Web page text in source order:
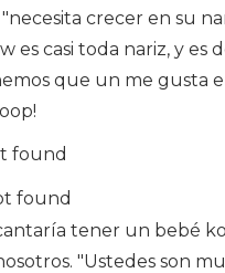
crecer en su
es casi toda nariz, y es
que un me gusta
found
found
tener un bebé
"Ustedes son